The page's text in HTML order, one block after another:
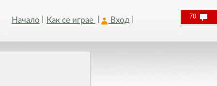
Начало Как се играе Вход 70